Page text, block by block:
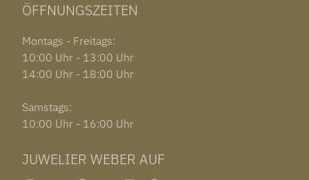
ÖFFNUNGSZEITEN
Montags - Freitags:
10:00 Uhr - 13:00 Uhr
14:00 Uhr - 18:00 Uhr
Samstags:
10:00 Uhr - 16:00 Uhr
JUWELIER WEBER AUF